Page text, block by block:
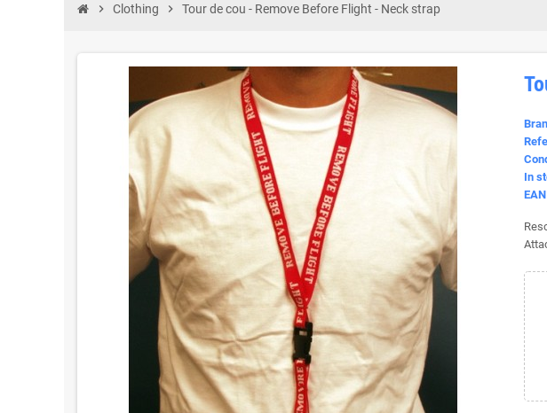
chevron_right Clothing chevron_right Tour de cou - Remove Before Flight - Neck strap
In